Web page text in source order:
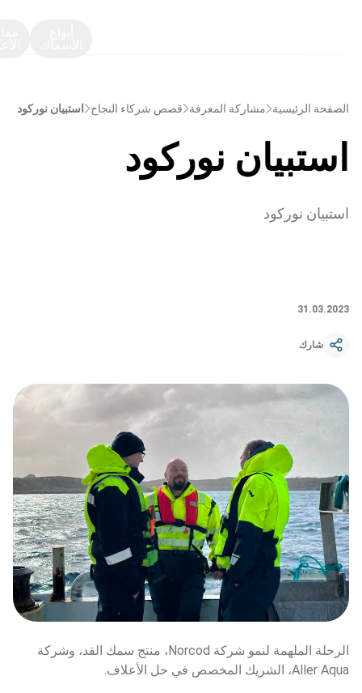
الصفحة الرئيسية مشاركة المعرفة قصص شركاء النجاح استبيان نوركود
31.03.2023
شارك
استبيان نوركود
استبيان نوركود
الرحلة الملهمة لنمو شركة Norcod، منتج سمك القد، وشركة
Aller Aqua، الشريك المخصص في حل الأعلاف.